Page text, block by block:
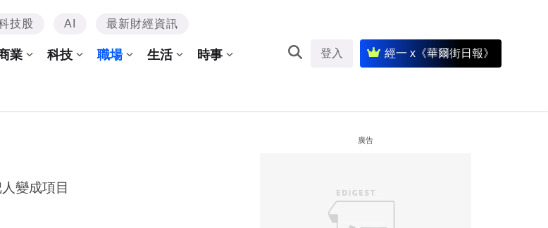
技股 AI 最新財經資訊
業 科技 職場 生活 時事 登入 經一 x《華爾街日報》
變成項目
廣告